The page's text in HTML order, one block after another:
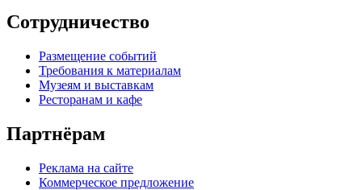
Сотрудничество
Размещение событий
Требования к материалам
Музеям и выставкам
Ресторанам и кафе
Партнёрам
Реклама на сайте
Коммерческое предложение